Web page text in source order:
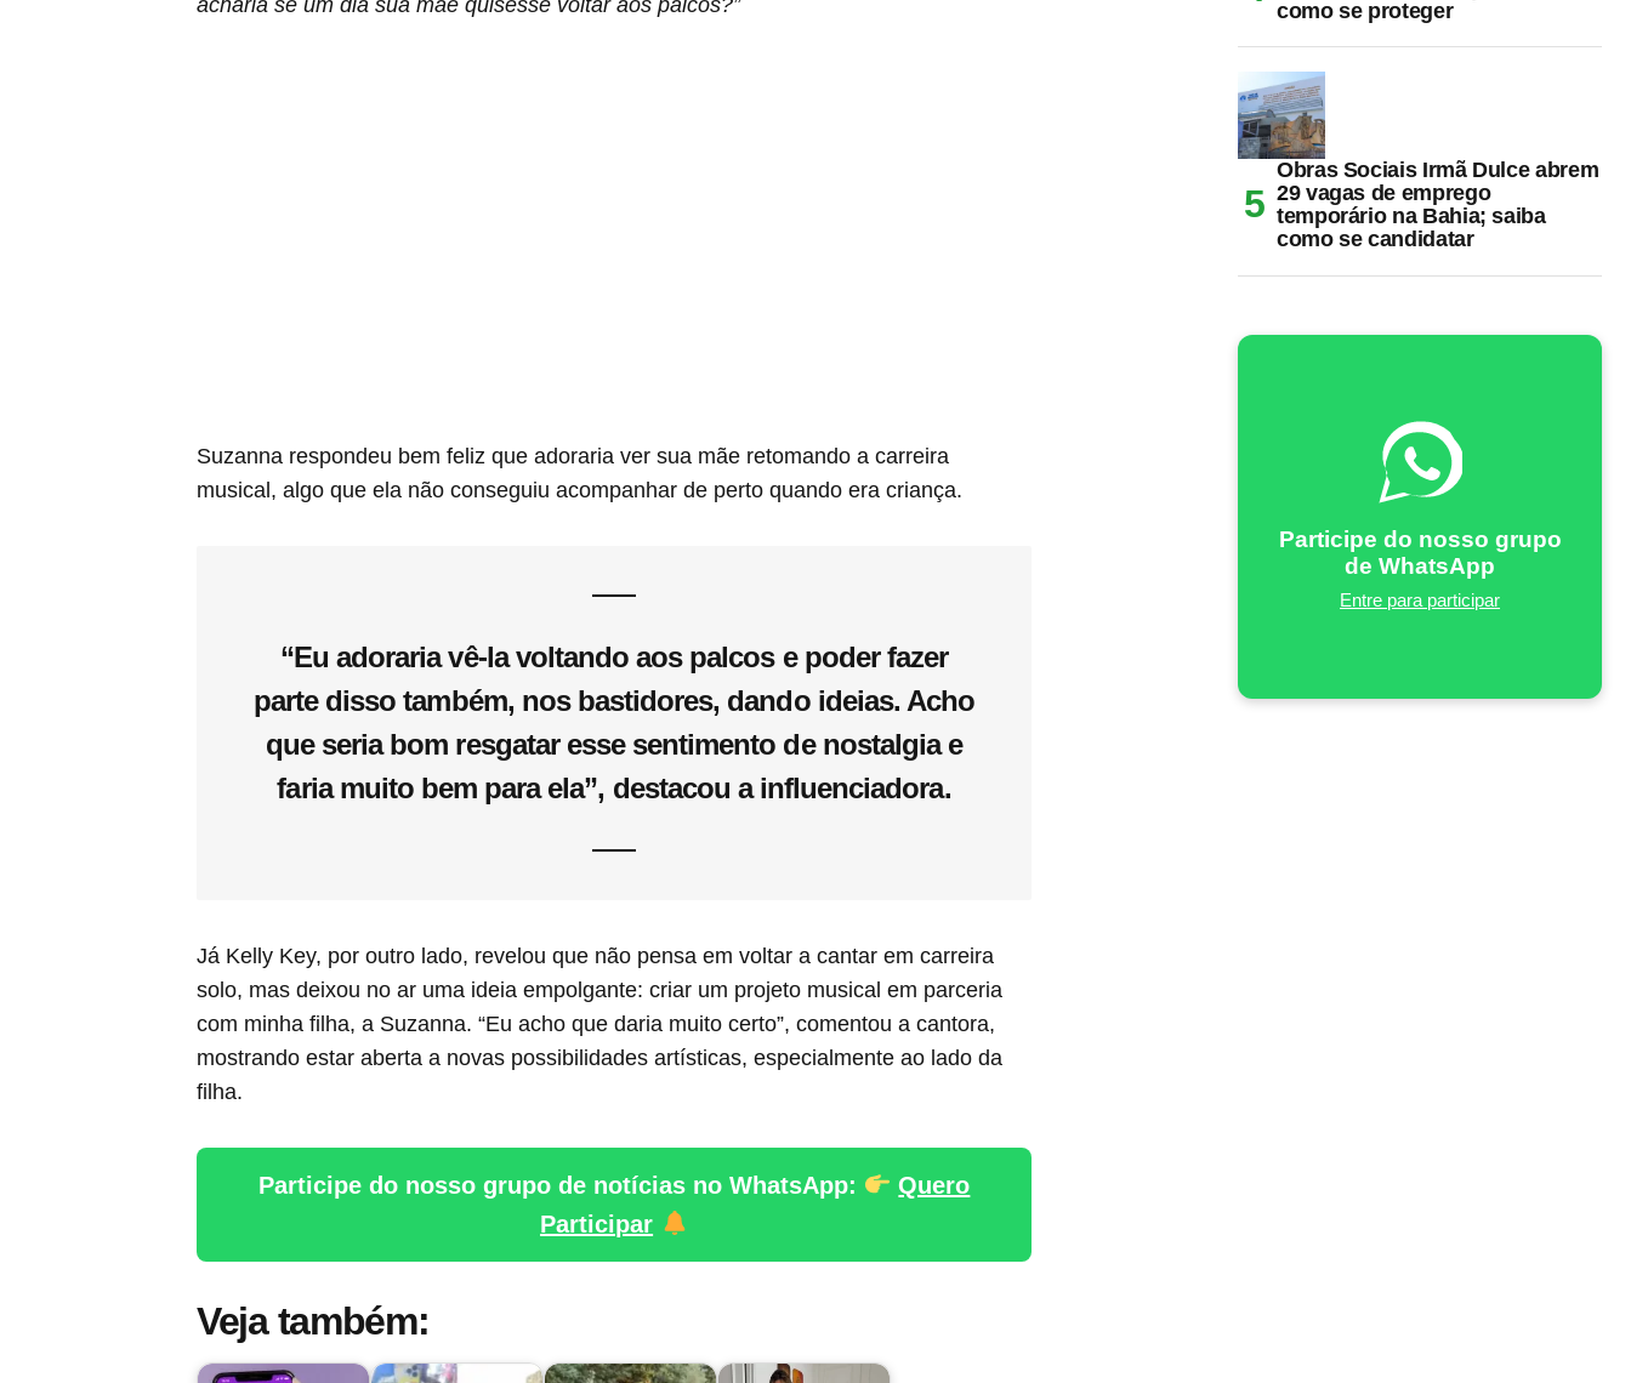
acharia se um dia sua mãe quisesse voltar aos palcos?”
Suzanna respondeu bem feliz que adoraria ver sua mãe retomando a carreira
musical, algo que ela não conseguiu acompanhar de perto quando era criança.
“Eu adoraria vê-la voltando aos palcos e poder fazer
parte disso também, nos bastidores, dando ideias. Acho
que seria bom resgatar esse sentimento de nostalgia e
faria muito bem para ela”, destacou a influenciadora.
Já Kelly Key, por outro lado, revelou que não pensa em voltar a cantar em carreira
solo, mas deixou no ar uma ideia empolgante: criar um projeto musical em parceria
com minha filha, a Suzanna. “Eu acho que daria muito certo”, comentou a cantora,
mostrando estar aberta a novas possibilidades artísticas, especialmente ao lado da
filha.
Participe do nosso grupo de notícias no WhatsApp:
Quero
Participar
Veja também:
como se proteger
Obras Sociais Irmã Dulce abrem
29 vagas de emprego
temporário na Bahia; saiba
como se candidatar
Participe do nosso grupo
de WhatsApp
Entre para participar